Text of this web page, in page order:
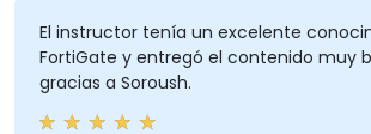
El instructor tenía un excelente
FortiGate y entregó el contenido muy
gracias a Soroush.